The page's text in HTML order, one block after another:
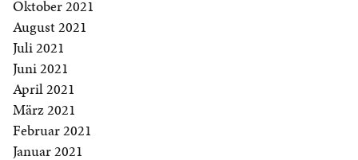
Oktober 2021
August 2021
Juli 2021
Juni 2021
April 2021
März 2021
Februar 2021
Januar 2021